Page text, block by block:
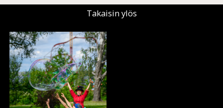
Takaisin ylös